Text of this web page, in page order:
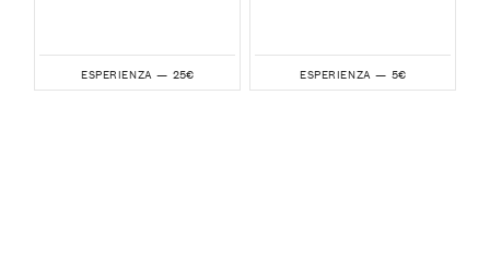
ESPERIENZA — 25€ ESPERIENZA — 5€